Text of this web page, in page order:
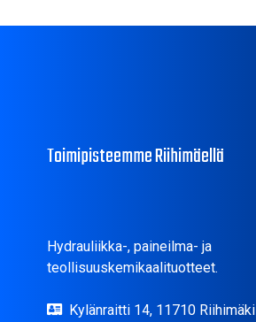
Toimipisteemme Riihimäellä
Hydrauliikka-, paineilma- ja
teollisuuskemikaalituotteet.
Kylänraitti 14, 11710 Riihimäki